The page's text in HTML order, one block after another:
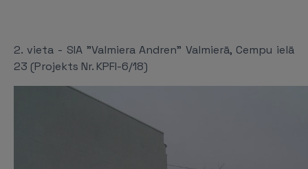
2. vieta - SIA "Valmiera Andren" Valmierā, Cempu ielā
23 (Projekts Nr. KPFI-6/18)